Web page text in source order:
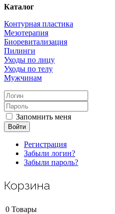
Каталог
Контурная пластика
Мезотерапия
Биоревитализация
Пилинги
Уходы по лицу
Уходы по телу
Мужчинам
Запомнить меня
Войти
Регистрация
Забыли логин?
Забыли пароль?
Корзина
0 Товары